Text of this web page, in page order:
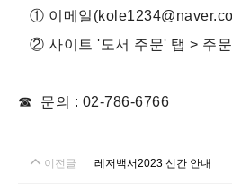
① 이메일
② 사이트 '도서 주문' 탭 > 주문
☎ 문의 : 02-786-6766
이전글 레저백서2023 신간 안내